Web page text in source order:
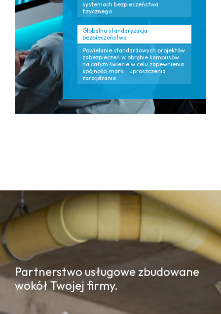
systemach bezpieczeństwa
fizycznego.
Globalna standaryzacja
bezpieczeństwa
Powielanie standardowych projektów
zabezpieczeń w obrębie kampusów
na całym świecie w celu zapewnienia
spójności marki i uproszczenia
zarządzania.
Partnerstwo usługowe zbudowane
wokół Twojej firmy.